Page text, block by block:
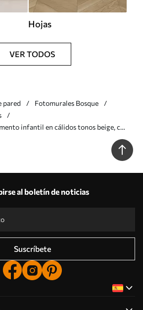
Hojas
VER TODOS
pared
Fotomurales Bosque
infantil en cálidos tonos beige, con
al boletín de noticias
Suscríbete